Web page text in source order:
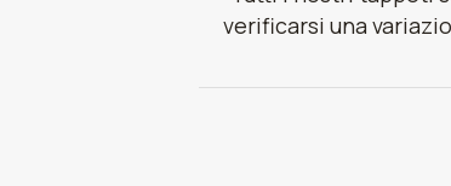
verificarsi una